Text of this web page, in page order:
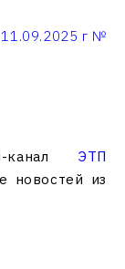
г №
каналЭТП
новостей из